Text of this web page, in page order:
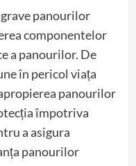
panourilor
componentelor
a panourilor. De
în pericol viața
panourilor
împotriva
a asigura
panourilor